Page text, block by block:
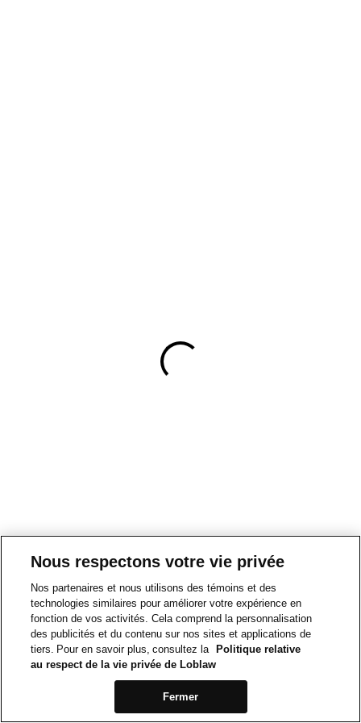
Nous respectons votre vie privée
Nos partenaires et nous utilisons des témoins et des
technologies similaires pour améliorer votre expérience en
fonction de vos activités. Cela comprend la personnalisation
des publicités et du contenu sur nos sites et applications de
tiers. Pour en savoir plus, consultez la
Politique relative
au respect de la vie privée de Loblaw
Fermer